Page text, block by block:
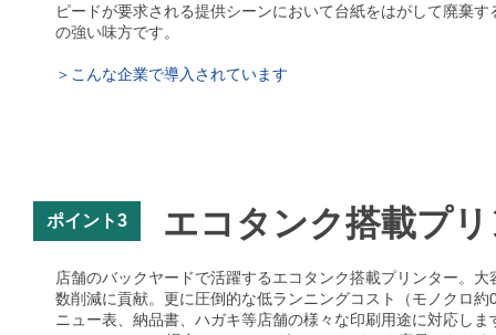
ピードが要求される提供シーンにおいて台紙をはがして廃棄
の強い味方です。
＞こんな企業で導入されています
ポイント3 エコタンク搭載プ
店舗のバックヤードで活躍するエコタンク搭載プリンター。
数削減に貢献。更に圧倒的な低ランニングコスト（モノクロ
ニュー表、納品書、ハガキ等店舗の様々な印刷用途に対応しま